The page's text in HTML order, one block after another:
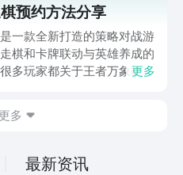
进入这个全新的王者平行世
不同英雄展开精彩对弈。
预约方法分享
一款全新打造的策略对战游
棋和卡牌联动与英雄养成的
多玩家都关于王者万象棋预
策略为核心的游戏一定能够
解一下吧！
更多
多
最新资讯